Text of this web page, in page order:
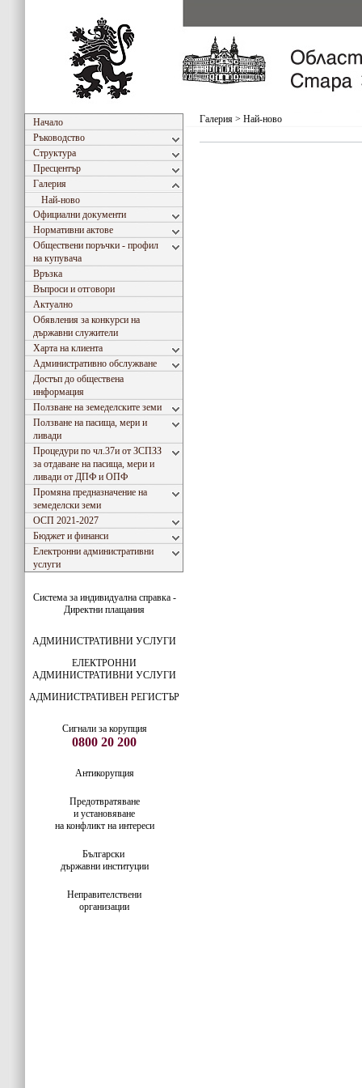
Начало
Ръководство
Структура
Пресцентър
Галерия
Най-ново
Официални документи
Нормативни актове
Обществени поръчки - профил
на купувача
Връзка
Въпроси и отговори
Актуално
Обявления за конкурси на
държавни служители
Харта на клиента
Административно обслужване
Достъп до обществена
информация
Ползване на земеделските земи
Ползване на пасища, мери и
ливади
Процедури по чл.37и от ЗСПЗЗ
за отдаване на пасища, мери и
ливади от ДПФ и ОПФ
Промяна предназначение на
земеделски земи
ОСП 2021-2027
Бюджет и финанси
Електронни административни
услуги
Система за индивидуална справка -
Директни плащания
АДМИНИСТРАТИВНИ УСЛУГИ
ЕЛЕКТРОННИ
АДМИНИСТРАТИВНИ УСЛУГИ
АДМИНИСТРАТИВЕН РЕГИСТЪР
Сигнали за корупция
0800 20 200
Антикорупция
Предотвратяване
и установяване
на конфликт на интереси
Български
държавни институции
Неправителствени
организации
Галерия > Най-ново